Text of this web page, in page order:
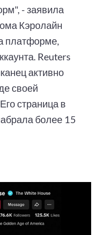
- заявила
Кэролайн
платформе,
Reuters
активно
своей
страница в
более 15